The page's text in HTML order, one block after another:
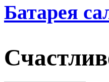
Батарея